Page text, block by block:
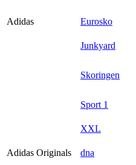
Adidas
Eurosko
Junkyard
Skoringen
Sport 1
XXL
Adidas Originals
dna